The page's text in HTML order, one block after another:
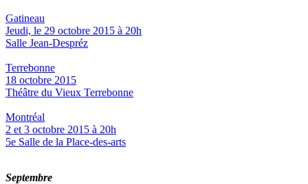
Gatineau
Jeudi, le 29 octobre 2015 à 20h
Salle Jean-Despréz
Terrebonne
18 octobre 2015
Théâtre du Vieux Terrebonne
Montréal
2 et 3 octobre 2015 à 20h
5e Salle de la Place-des-arts
Septembre